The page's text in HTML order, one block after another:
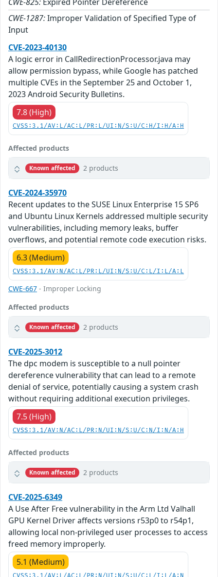
CWE-825: Expired Pointer Dereference
CWE-1287:Improper Validation of Specified Type of
Input
CVE-2023-40130
A logic error in CallRedirectionProcessor.java may
allow permission bypass, while Google has patched
multiple CVEs in the September 25 and October 1,
2023 Android Security Bulletins.
7.8 (High)
CVSS:3.1/AV:L/AC:L/PR:L/UI:N/S:U/C:H/I:H/A:H
Affected products
Known affected 2 products
CVE-2024-35970
Recent updates to the SUSE Linux Enterprise 15 SP6
and Ubuntu Linux Kernels addressed multiple security
vulnerabilities, including memory leaks, buffer
overflows, and potential remote code execution risks.
6.3 (Medium)
CVSS:3.1/AV:N/AC:L/PR:L/UI:N/S:U/C:L/I:L/A:L
CWE-667 - Improper Locking
Affected products
Known affected 2 products
CVE-2025-3012
The dpc modem is susceptible to a null pointer
dereference vulnerability that can lead to a remote
denial of service, potentially causing a system crash
without requiring additional execution privileges.
7.5 (High)
CVSS:3.1/AV:N/AC:L/PR:N/UI:N/S:U/C:N/I:N/A:H
Affected products
Known affected 2 products
CVE-2025-6349
A Use After Free vulnerability in the Arm Ltd Valhall
GPU Kernel Driver affects versions r53p0 to r54p1,
allowing local non-privileged user processes to access
freed memory improperly.
5.1 (Medium)